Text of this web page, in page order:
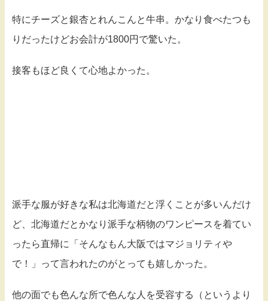
特にチーズと銀杏とれんこんと牛串。かなり食べたつも
りだったけどお会計が1800円で驚いた。
接客もほど良くて心地よかった。
派手な服が好きな私は北海道だと浮くことが多いんだけ
ど、北海道だとかなり派手な柄物のワンピースを着てい
ったら直帰に「そんなもん大阪ではマジョリティや
で！」って言われたのがとっても嬉しかった。
他の面でも色んな所で色んな人を受容する（というより